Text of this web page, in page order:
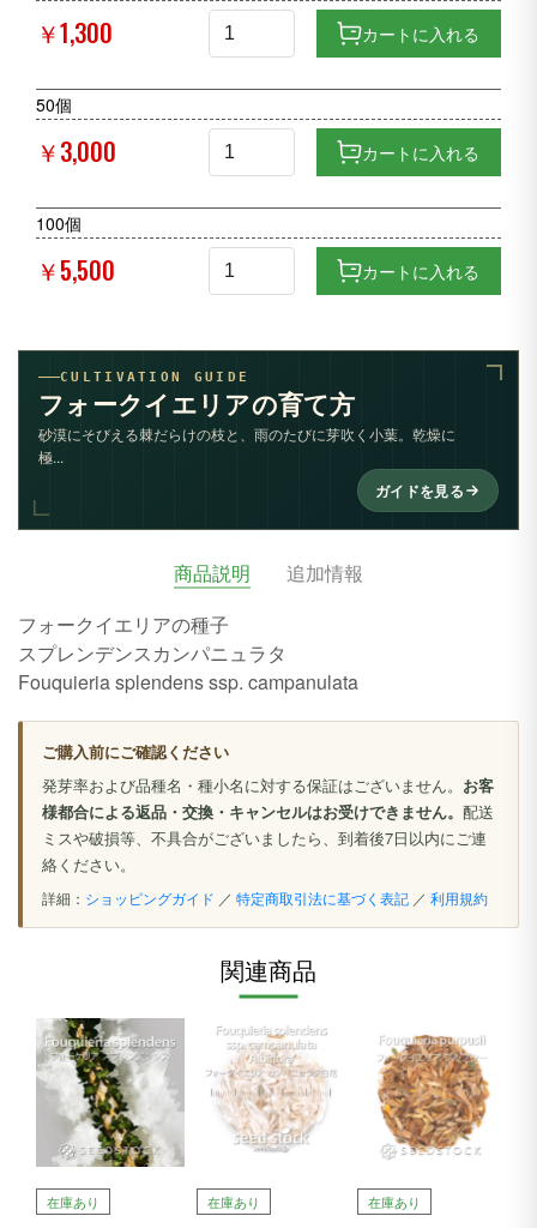
￥1,300 カートに入れる
50個
￥3,000 カートに入れる
100個
￥5,500 カートに入れる
CULTIVATION GUIDE
フォークイエリアの育て方
砂漠にそびえる棘だらけの枝と、雨のたびに芽吹く小葉。乾燥に
極...
ガイドを見る
商品説明
追加情報
フォークイエリアの種子
スプレンデンスカンパニュラタ
Fouquieria splendens ssp. campanulata
ご購入前にご確認ください
発芽率および品種名・種小名に対する保証はございません。 お客
様都合による返品・交換・キャンセルはお受けできません。 配送
ミスや破損等、不具合がございましたら、到着後7日以内にご連
絡ください。
詳細： ショッピングガイド ／ 特定商取引法に基づく表記 ／ 利用規約
関連商品
在庫あり 在庫あり 在庫あり